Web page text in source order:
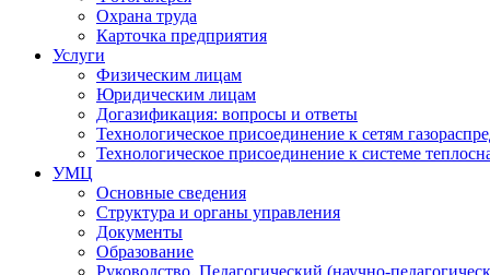
Охрана труда
Карточка предприятия
Услуги
Физическим лицам
Юридическим лицам
Догазификация: вопросы и ответы
Технологическое присоединение к сетям
Технологическое присоединение к системе
УМЦ
Основные сведения
Структура и органы управления
Документы
Образование
Руководство. Педагогический (научно-